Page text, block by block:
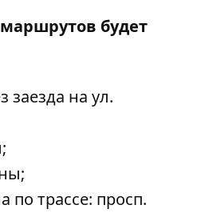
будет
на ул.
по трассе: просп.